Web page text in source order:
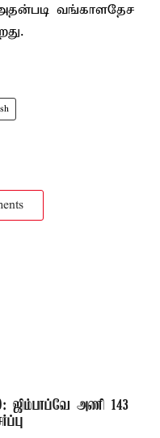
வங்காளதேச
ஜிம்பாப்வே அணி 143